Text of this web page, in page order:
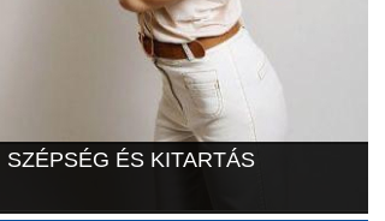
SZÉPSÉG ÉS KITARTÁS